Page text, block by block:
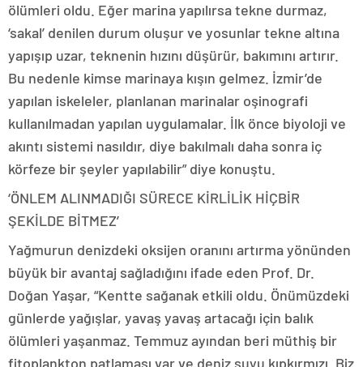
ölümleri oldu. Eğer marina yapılırsa tekne durmaz,
‘sakal’ denilen durum oluşur ve yosunlar tekne altına
yapışıp uzar, teknenin hızını düşürür, bakımını artırır.
Bu nedenle kimse marinaya kışın gelmez. İzmir’de
yapılan iskeleler, planlanan marinalar oşinografi
kullanılmadan yapılan uygulamalar. İlk önce biyoloji ve
akıntı sistemi nasıldır, diye bakılmalı daha sonra iç
körfeze bir şeyler yapılabilir” diye konuştu.
‘ÖNLEM ALINMADIĞI SÜRECE KİRLİLİK HİÇBİR
ŞEKİLDE BİTMEZ’
Yağmurun denizdeki oksijen oranını artırma yönünden
büyük bir avantaj sağladığını ifade eden Prof. Dr.
Doğan Yaşar, “Kentte sağanak etkili oldu. Önümüzdeki
günlerde yağışlar, yavaş yavaş artacağı için balık
ölümleri yaşanmaz. Temmuz ayından beri müthiş bir
fitoplankton patlaması var ve deniz suyu kıpkırmızı. Biz